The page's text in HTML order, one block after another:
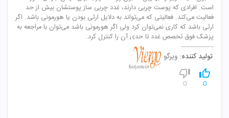
است. افرادی که پوست چربی دارند، غدد چربی ساز پوستشان بیش از حد
فعالیت می‌کند. فعالیتی که می‌تواند به دلایل ارثی بودن یا هورمونی باشد. اگر
ارثی باشد که کاری نمی‌توان کرد ولی اگر هورمونی باشد می‌توان با مراجعه به
پزشک فوق تخصص غدد تا حدی آن را کنترل کرد.
تولید کننده: ویرگو
0
0